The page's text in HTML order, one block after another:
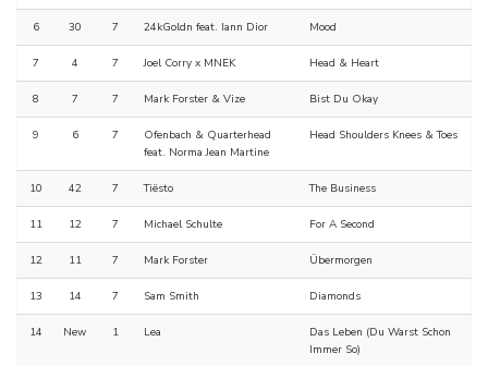
6 30 7 24kGoldn feat. Iann Dior Mood
7 4 7 Joel Corry x MNEK Head & Heart
8 7 7 Mark Forster & Vize Bist Du Okay
9 6 7
Ofenbach & Quarterhead
feat. Norma Jean Martine
Head Shoulders Knees & Toes
10 42 7 Tiësto The Business
11 12 7 Michael Schulte For A Second
12 11 7 Mark Forster Übermorgen
13 14 7 Sam Smith Diamonds
14 New 1 Lea
Das Leben (Du Warst Schon
Immer So)